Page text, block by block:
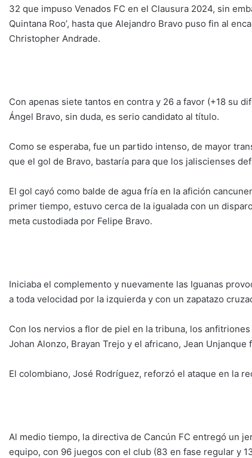
32 que impuso Venados FC en el Clausura 2024, sin
Quintana Roo’, hasta que Alejandro Bravo puso fin al
Christopher Andrade.
Con apenas siete tantos en contra y 26 a favor (+18 su
Ángel Bravo, sin duda, es serio candidato al título.
Como se esperaba, fue un partido intenso, de mayor
que el gol de Bravo, bastaría para que los jaliscienses
El gol cayó como balde de agua fría en la afición
primer tiempo, estuvo cerca de la igualada con un
meta custodiada por Felipe Bravo.
Iniciaba el complemento y nuevamente las Iguanas
a toda velocidad por la izquierda y con un zapatazo
Con los nervios a flor de piel en la tribuna, los
Johan Alonzo, Brayan Trejo y el africano, Jean
El colombiano, José Rodríguez, reforzó el ataque en la
Al medio tiempo, la directiva de Cancún FC entregó un
equipo, con 96 juegos con el club (83 en fase regular y